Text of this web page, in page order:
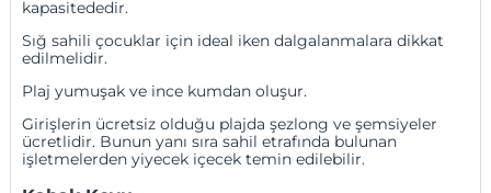
kapasitededir.
Sığ sahili çocuklar için ideal iken dalgalanmalara dikkat
edilmelidir.
Plaj yumuşak ve ince kumdan oluşur.
Girişlerin ücretsiz olduğu plajda şezlong ve şemsiyeler
ücretlidir. Bunun yanı sıra sahil etrafında bulunan
işletmelerden yiyecek içecek temin edilebilir.